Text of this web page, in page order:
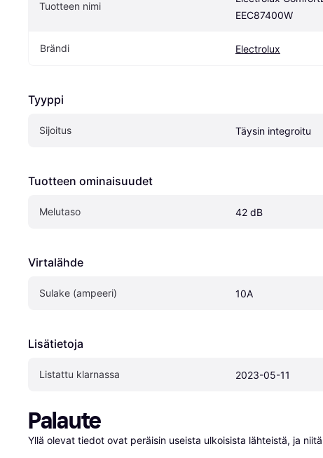
Tuotteen nimi
EEC87400W
Brändi Electrolux
Tyyppi
Sijoitus Täysin integroitu
Tuotteen ominaisuudet
Melutaso 42 dB
Virtalähde
Sulake (ampeeri) 10A
Lisätietoja
Listattu klarnassa 2023-05-11
Palaute
Yllä olevat tiedot ovat peräisin useista ulkoisista lähteistä, ja